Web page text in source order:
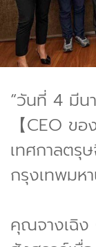
“วันที่ 4 มีน
【CEO ข
เทศกาลตรุ
กรุงเทพมหา
คุณจางเฉิง